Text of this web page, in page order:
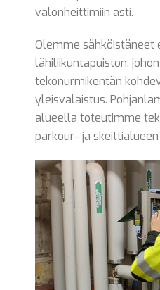
valonheittimiin asti.
Olemme sähköistäneet
lähiliikuntapuiston,
tekonurmikentän
yleisvalaistus.
alueella toteutimme
parkour- ja